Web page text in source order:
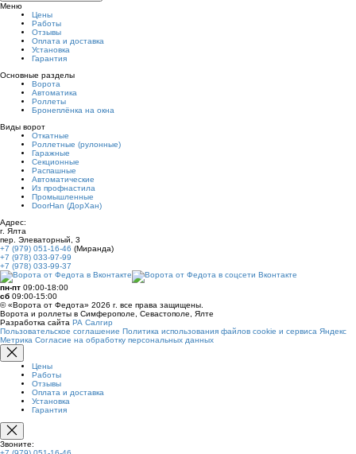
Меню
Цены
Работы
Отзывы
Оплата и доставка
Установка
Гарантия
Основные разделы
Ворота
Автоматика
Роллеты
Бронеплёнка на окна
Виды ворот
Откатные
Роллетные (рулонные)
Гаражные
Секционные
Распашные
Автоматические
Из профнастила
Промышленные
DoorHan (ДорХан)
Адрес:
г. Ялта
пер. Элеваторный, 3
+7 (979) 051-16-46 (Миранда)
+7 (978) 033-97-99
+7 (978) 033-99-37
пн-пт 09:00-18:00
сб 09:00-15:00
© «Ворота от Федота» 2026 г. все права защищены.
Ворота и роллеты в Симферополе, Севастополе, Ялте
Разработка сайта РА Салгир
Пользовательское соглашение Политика использования файлов cookie и сервиса Яндекс
Метрика Согласие на обработку персональных данных
Цены
Работы
Отзывы
Оплата и доставка
Установка
Гарантия
Звоните: